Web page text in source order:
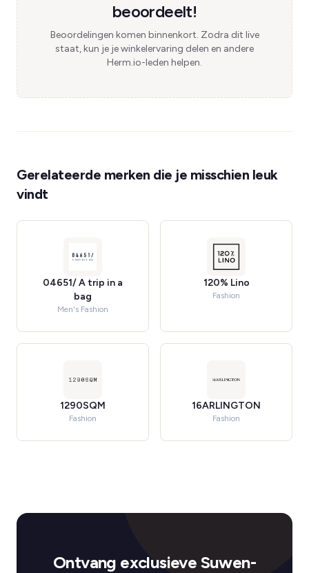
beoordeelt!
Beoordelingen komen binnenkort. Zodra dit live
staat, kun je je winkelervaring delen en andere
Herm.io-leden helpen.
Gerelateerde merken die je misschien leuk
vindt
04651/ A trip in a
bag
Men's Fashion
120% Lino
Fashion
1290SQM
Fashion
16ARLINGTON
Fashion
Ontvang exclusieve Suwen-